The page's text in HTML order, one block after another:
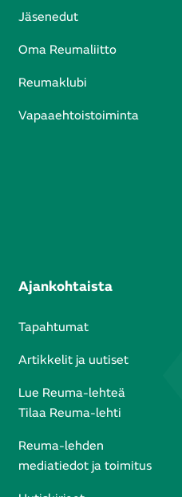
Jäsenedut
Oma Reumaliitto
Reumaklubi
Vapaaehtoistoiminta
Ajankohtaista
Tapahtumat
Artikkelit ja uutiset
Lue Reuma-lehteä
Tilaa Reuma-lehti
Reuma-lehden
mediatiedot ja toimitus